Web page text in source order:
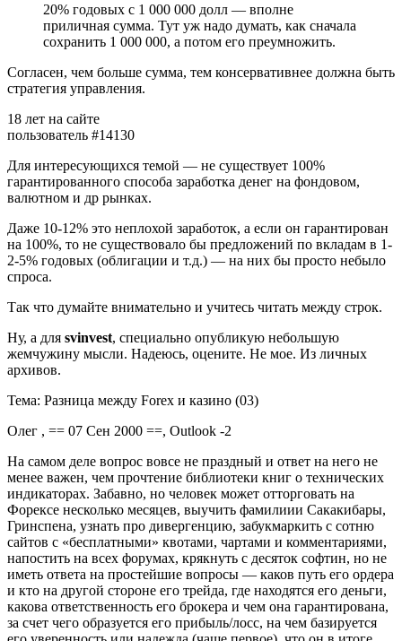
20% годовых с 1 000 000 долл — вполне
приличная сумма. Тут уж надо думать, как сначала
сохранить 1 000 000, а потом его преумножить.
Согласен, чем больше сумма, тем консервативнее должна быть
стратегия управления.
18 лет на сайте
пользователь #14130
Для интересующихся темой — не существует 100%
гарантированного способа заработка денег на фондовом,
валютном и др рынках.
Даже 10-12% это неплохой заработок, а если он гарантирован
на 100%, то не существовало бы предложений по вкладам в 1-
2-5% годовых (облигации и т.д.) — на них бы просто небыло
спроса.
Так что думайте внимательно и учитесь читать между строк.
Ну, а для svinvest, специально опубликую небольшую
жемчужину мысли. Надеюсь, оцените. Не мое. Из личных
архивов.
Тема: Разница между Forex и казино (03)
Олег , == 07 Сен 2000 ==, Outlook -2
На самом деле вопрос вовсе не праздный и ответ на него не
менее важен, чем прочтение библиотеки книг о технических
индикаторах. Забавно, но человек может отторговать на
Форексе несколько месяцев, выучить фамилиии Сакакибары,
Гринспена, узнать про дивергенцию, забукмаркить с сотню
сайтов с «бесплатными» квотами, чартами и комментариями,
напостить на всех форумах, крякнуть с десяток софтин, но не
иметь ответа на простейшие вопросы — каков путь его ордера
и кто на другой стороне его трейда, где находятся его деньги,
какова ответственность его брокера и чем она гарантирована,
за счет чего образуется его прибыль/лосс, на чем базируется